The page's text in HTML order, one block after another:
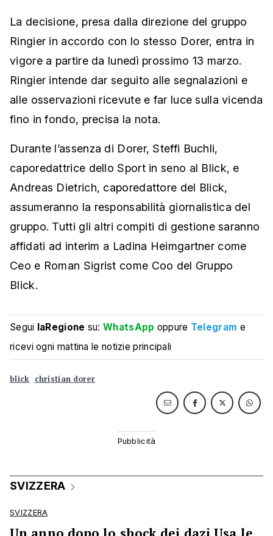
La decisione, presa dalla direzione del gruppo
Ringier in accordo con lo stesso Dorer, entra in
vigore a partire da lunedì prossimo 13 marzo.
Ringier intende dar seguito alle segnalazioni e
alle osservazioni ricevute e far luce sulla vicenda
fino in fondo, precisa la nota.
Durante l’assenza di Dorer, Steffi Buchli,
caporedattrice dello Sport in seno al Blick, e
Andreas Dietrich, caporedattore del Blick,
assumeranno la responsabilità giornalistica del
gruppo. Tutti gli altri compiti di gestione saranno
affidati ad interim a Ladina Heimgartner come
Ceo e Roman Sigrist come Coo del Gruppo
Blick.
Segui laRegione su:WhatsApp oppure Telegram e
ricevi ogni mattina le notizie principali
blick christian dorer
SVIZZERA
SVIZZERA